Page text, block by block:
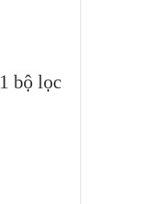
bộ lọc